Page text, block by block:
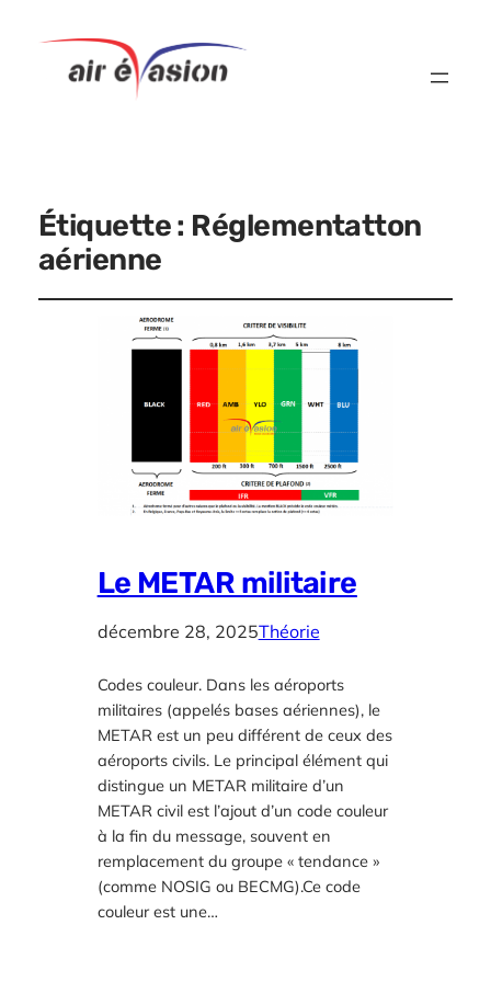
Étiquette : Réglementatton
aérienne
Le METAR militaire
décembre 28, 2025Théorie
Codes couleur. Dans les aéroports
militaires (appelés bases aériennes), le
METAR est un peu différent de ceux des
aéroports civils. Le principal élément qui
distingue un METAR militaire d’un
METAR civil est l’ajout d’un code couleur
à la fin du message, souvent en
remplacement du groupe « tendance »
(comme NOSIG ou BECMG).Ce code
couleur est une…